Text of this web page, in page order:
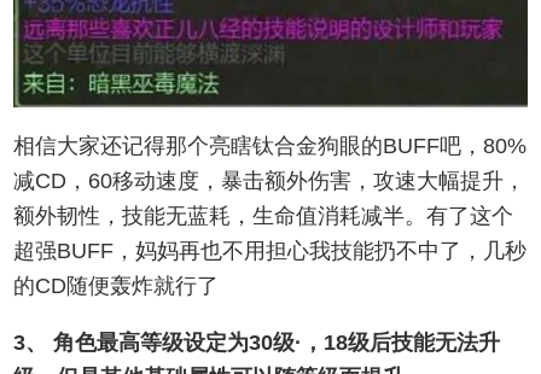
相信大家还记得那个亮瞎钛合金狗眼的BUFF吧，80%
减CD，60移动速度，暴击额外伤害，攻速大幅提升，
额外韧性，技能无蓝耗，生命值消耗减半。有了这个
超强BUFF，妈妈再也不用担心我技能扔不中了，几秒
的CD随便轰炸就行了
3、 角色最高等级设定为30级·，18级后技能无法升